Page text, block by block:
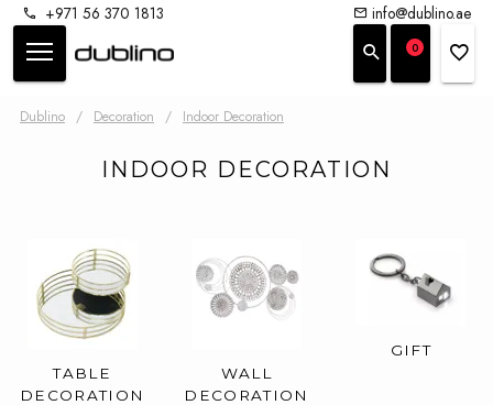
+971 56 370 1813 info@dublino.ae
0
Dublino / Decoration / Indoor Decoration
INDOOR DECORATION
TABLE
DECORATION
WALL
DECORATION
GIFT